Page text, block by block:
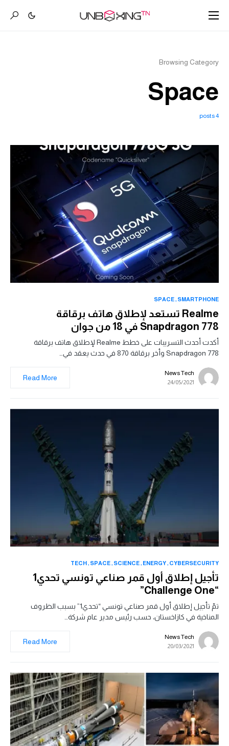
Browsing Category
Space
4 posts
SMARTPHONE
SPACE
Realme تستعد لإطلاق هاتف برقاقة
Snapdragon 778 في 18 من جوان
أكدت أحدث التسريبات على خطط Realme لإطلاق هاتف برقاقة
Snapdragon 778 وأخر برقاقة 870 في حدث يعقد في…
News Tech
24/05/2021
Read More
CYBERSECURITY
ENERGY
SCIENCE
SPACE
TECH
تأجيل إطلاق أول قمر صناعي تونسي تحدي1
“Challenge One”
تمّ تأجيل إطلاق أول قمر صناعي تونسي “تحدي1” بسبب الظروف
المناخية في كازاخستان، حسب رئيس مدير عام شركة…
News Tech
20/03/2021
Read More